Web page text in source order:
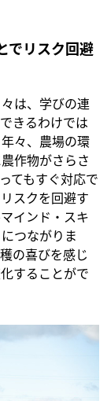
でリスク回避
は、学びの連
きるわけでは
々、農場の環
作物がさらさ
てもすぐ対応で
スクを回避す
インド・スキ
つながりま
の喜びを感じ
することがで